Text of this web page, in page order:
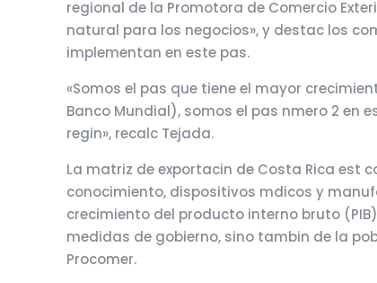
regional de la Promotora de Comercio
natural para los negocios», y destac los
implementan en este pas.
«Somos el pas que tiene el mayor
Banco Mundial), somos el pas nmero 2 en
regin», recalc Tejada.
La matriz de exportacin de Costa Rica est
conocimiento, dispositivos mdicos y
crecimiento del producto interno bruto
medidas de gobierno, sino tambin de la
Procomer.